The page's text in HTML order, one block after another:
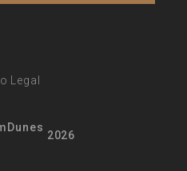
2026
Legal